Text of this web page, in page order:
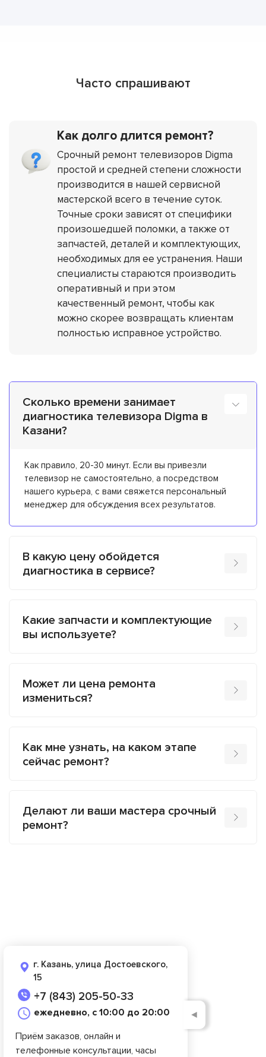
Часто спрашивают
Как долго длится ремонт?
Срочный ремонт телевизоров Digma
простой и средней степени сложности
производится в нашей сервисной
мастерской всего в течение суток.
Точные сроки зависят от специфики
произошедшей поломки, а также от
запчастей, деталей и комплектующих,
необходимых для ее устранения. Наши
специалисты стараются производить
оперативный и при этом
качественный ремонт, чтобы как
можно скорее возвращать клиентам
полностью исправное устройство.
Сколько времени занимает
диагностика телевизора Digma в
Казани?
Как правило, 20-30 минут. Если вы привезли
телевизор не самостоятельно, а посредством
нашего курьера, с вами свяжется персональный
менеджер для обсуждения всех результатов.
В какую цену обойдется
диагностика в сервисе?
Какие запчасти и комплектующие
вы используете?
Может ли цена ремонта
измениться?
Как мне узнать, на каком этапе
сейчас ремонт?
Делают ли ваши мастера срочный
ремонт?
г. Казань, улица Достоевского,
15
+7 (843) 205-50-33
ежедневно, с 10:00 до 20:00
Приём заказов, онлайн и
телефонные консультации, часы
◄